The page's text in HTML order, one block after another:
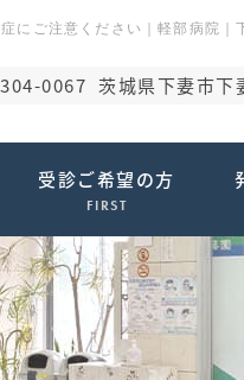
にご注意ください｜軽部病院
0067 茨城県下妻市下
受診ご希望の方
FIRST